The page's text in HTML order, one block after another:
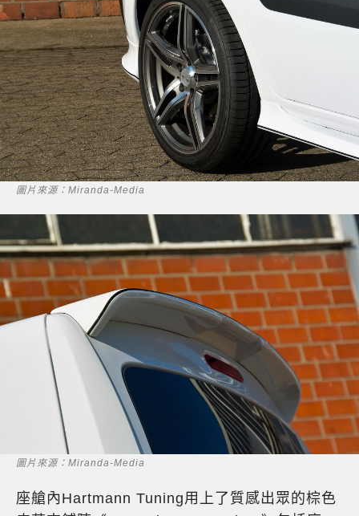
圖片來源：Miranda-Media
圖片來源：Miranda-Media
座艙內Hartmann Tuning用上了質感出眾的棕色